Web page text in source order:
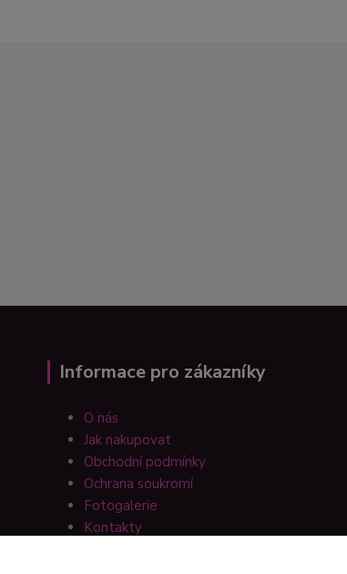
Informace pro zákazníky
O nás
Jak nakupovat
Obchodní podmínky
Ochrana soukromí
Fotogalerie
Kontakty